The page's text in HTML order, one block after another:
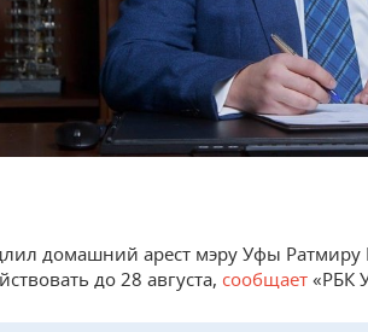
домашний арест мэру Уфы Ратмиру
до 28 августа, сообщает «РБК